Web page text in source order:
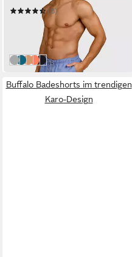
(8)
ab 19,99 € UVP29,99 €
in 1-2 Werktagen bei dir
grayblue
mediterranea
indigo blue
Melon
Black
Buffalo Badeshorts im trendigen
Karo-Design